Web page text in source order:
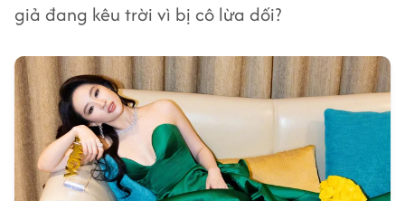
giả đang kêu trời vì bị cô lừa dối?